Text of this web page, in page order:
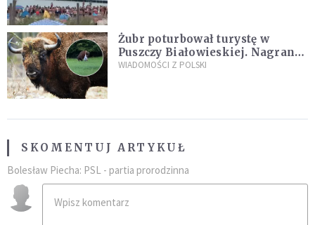
Żubr poturbował turystę w
Puszczy Białowieskiej. Nagranie
daje do myślenia
WIADOMOŚCI Z POLSKI
SKOMENTUJ ARTYKUŁ
Bolesław Piecha: PSL - partia prorodzinna